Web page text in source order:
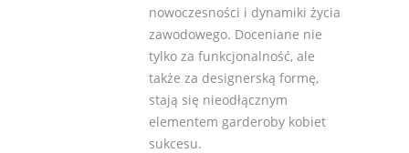
nowoczesności i dynamiki życia
zawodowego. Doceniane nie
tylko za funkcjonalność, ale
także za designerską formę,
stają się nieodłącznym
elementem garderoby kobiet
sukcesu.